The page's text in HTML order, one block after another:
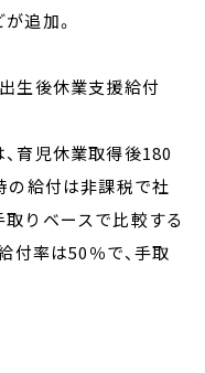
追加。
生後休業支援給付
育児休業取得後180
の給付は非課税で社
りベースで比較する
付率は50％で、手取